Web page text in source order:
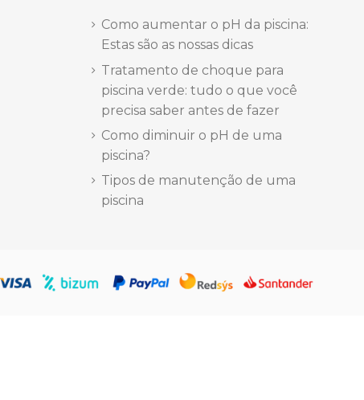
Como aumentar o pH da piscina:
Estas são as nossas dicas
Tratamento de choque para
piscina verde: tudo o que você
precisa saber antes de fazer
Como diminuir o pH de uma
piscina?
Tipos de manutenção de uma
piscina